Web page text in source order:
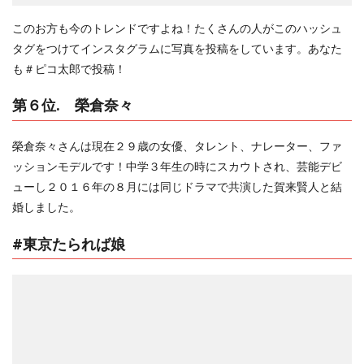
このお方も今のトレンドですよね！たくさんの人がこのハッシュ
タグをつけてインスタグラムに写真を投稿をしています。あなた
も＃ピコ太郎で投稿！
第６位. 榮倉奈々
榮倉奈々さんは現在２９歳の女優、タレント、ナレーター、ファ
ッションモデルです！中学３年生の時にスカウトされ、芸能デビ
ューし２０１６年の８月には同じドラマで共演した賀来賢人と結
婚しました。
#東京たられば娘